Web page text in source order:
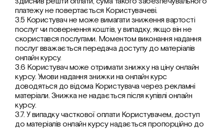
платежу не повертається Користувачеві.
3.5 Користувач не може вимагати зниження вартості
послуг чи повернення коштів, у випадку, якщо він не
скористався послугами. Моментом виконання надання
послуг вважається передача доступу до матеріалів
онлайн курсу.
3.6 Користувач може отримати знижку на ціну онлайн
курсу. Умови надання знижки на онлайн курс
доводяться до відома Користувача через рекламні
матеріали. Знижка не надається після купівлі онлайн
курсу.
3.7. У випадку часткової оплати Користувачем, доступ
до матеріалів онлайн курсу надається пропорційно до